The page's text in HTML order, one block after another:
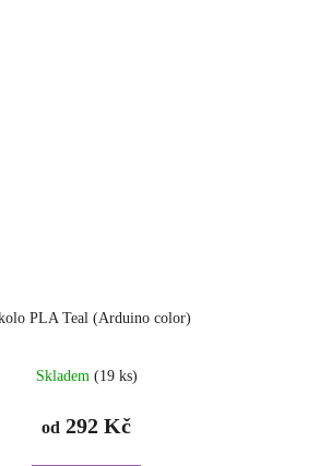
PLA Teal (Arduino color)
Skladem (19 ks)
od 292 Kč